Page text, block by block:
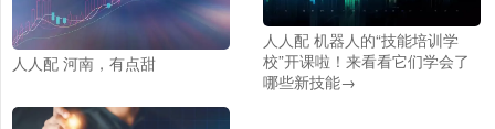
人人配 河南，有点甜
人人配 机器人的“技能培训学
校”开课啦！来看看它们学会了
哪些新技能→